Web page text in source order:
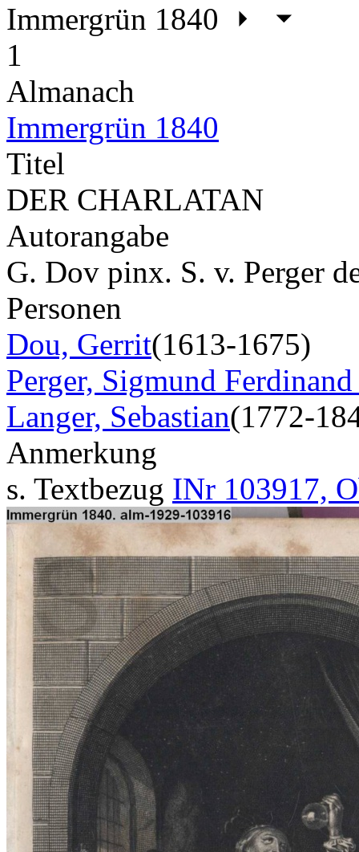
Immergrün 1840
1
Almanach
Immergrün 1840
Titel
DER CHARLATAN
Autorangabe
G. Dov pinx. S. v. Perger
Personen
Dou, Gerrit(1613-1675)
Perger, Sigmund
Langer, Sebastian(1772-
Anmerkung
s. Textbezug INr 103917,